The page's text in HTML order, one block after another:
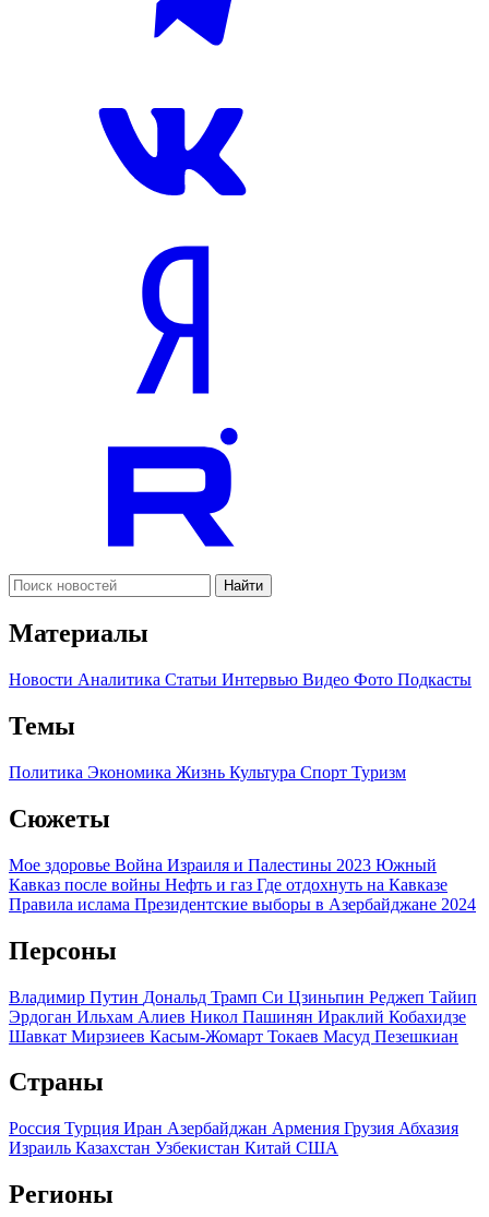
Найти
Материалы
Новости Аналитика Статьи Интервью Видео Фото Подкасты
Темы
Политика Экономика Жизнь Культура Спорт Туризм
Сюжеты
Мое здоровье Война Израиля и Палестины 2023 Южный
Кавказ после войны Нефть и газ Где отдохнуть на Кавказе
Правила ислама Президентские выборы в Азербайджане 2024
Персоны
Владимир Путин Дональд Трамп Си Цзиньпин Реджеп Тайип
Эрдоган Ильхам Алиев Никол Пашинян Ираклий Кобахидзе
Шавкат Мирзиеев Касым-Жомарт Токаев Масуд Пезешкиан
Страны
Россия Турция Иран Азербайджан Армения Грузия Абхазия
Израиль Казахстан Узбекистан Китай США
Регионы